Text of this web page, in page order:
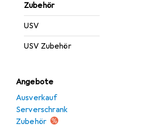
Zubehör
USV
USV Zubehör
Angebote
Ausverkauf
Serverschrank
Zubehör